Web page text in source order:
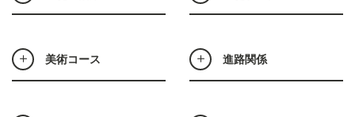
美術コース 進路関係